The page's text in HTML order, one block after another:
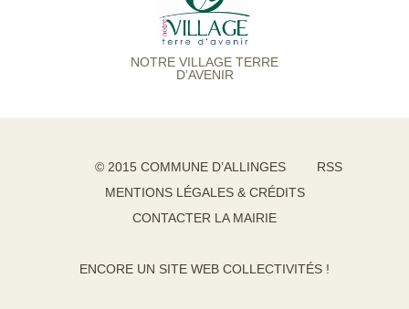
NOTRE VILLAGE TERRE
D’AVENIR
© 2015 COMMUNE D’ALLINGES
RSS
MENTIONS LÉGALES & CRÉDITS
CONTACTER LA MAIRIE
ENCORE UN SITE WEB COLLECTIVITÉS !